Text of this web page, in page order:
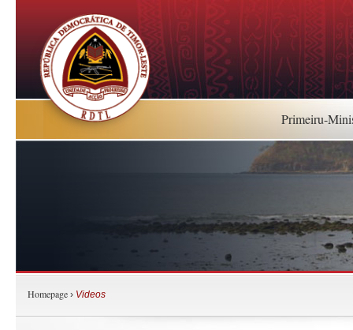
Primeiru-
Homepage › Videos